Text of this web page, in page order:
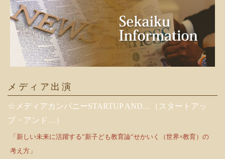
メディア出演
☆メディアカンパニーSTARTUP AND…（スタートアッ
プ・アンド…）
「新しい未来に活躍する”新子ども教育論”せかいく（世界×教育）の
考え方」